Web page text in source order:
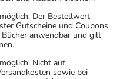
Der Bestellwert
Gutscheine und Coupons.
anwendbar und gilt
Nicht auf
sowie bei